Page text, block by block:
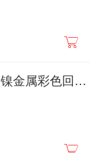
得力（deli） 0037 镀镍金属彩色回形针/曲别针 财务文件分类收纳 办公用品 0037 经济型圆盒银色回形针